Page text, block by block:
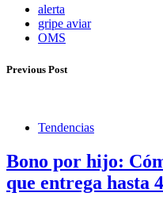
alerta
gripe aviar
OMS
Previous Post
Tendencias
Bono por hijo:
que entrega hasta